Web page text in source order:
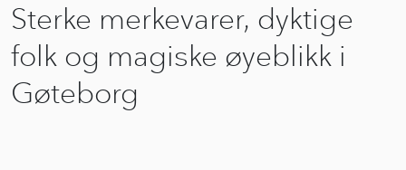
Sterke merkevarer, dyktige
folk og magiske øyeblikk i
Gøteborg